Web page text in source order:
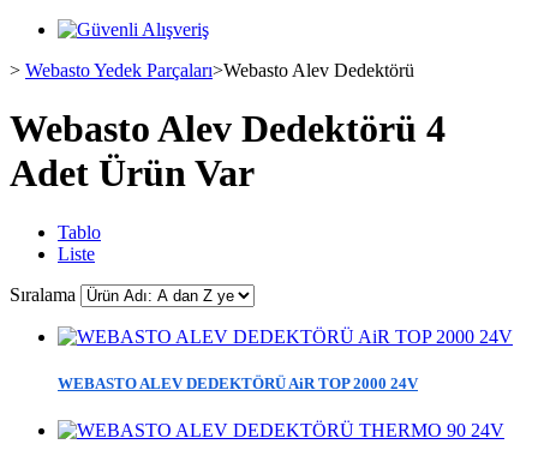
> Webasto Yedek Parçaları>Webasto Alev Dedektörü
Webasto Alev Dedektörü 4
Adet Ürün Var
Tablo
Liste
Sıralama
WEBASTO ALEV DEDEKTÖRÜ AiR TOP 2000 24V